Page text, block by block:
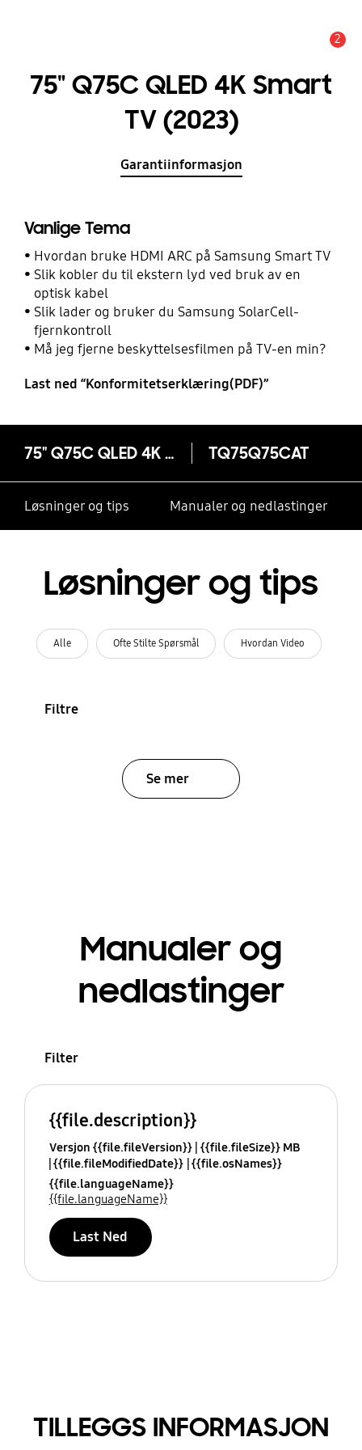
2
75" Q75C QLED 4K Smart
TV (2023)
Garantiinformasjon
Vanlige Tema
Hvordan bruke HDMI ARC på Samsung Smart TV
Slik kobler du til ekstern lyd ved bruk av en
optisk kabel
Slik lader og bruker du Samsung SolarCell-
fjernkontroll
Må jeg fjerne beskyttelsesfilmen på TV-en min?
Last ned “Konformitetserklæring(PDF)”
75" Q75C QLED 4K Smart TV (2023) TQ75Q75CAT
Løsninger og tips Manualer og nedlastinger
Løsninger og tips
Alle Ofte Stilte Spørsmål Hvordan Video
Filtre
Se mer
Manualer og
nedlastinger
Filter
{{file.description}}
Versjon {{file.fileVersion}} {{file.fileSize}} MB
{{file.fileModifiedDate}} {{file.osNames}}
{{file.languageName}}
{{file.languageName}}
Last Ned
TILLEGGS INFORMASJON